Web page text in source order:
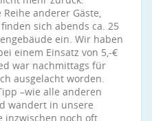
anderer Gäste,
sich abends ca. 25
ein. Wir haben
einem Einsatz von 5,-€
war nachmittags für
ausgelacht worden.
–wie alle anderen
wandert in unsere
inzwischen noch oft